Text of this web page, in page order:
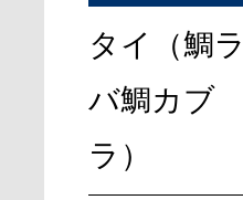
タイ（鯛ラ
バ鯛カブ
ラ）